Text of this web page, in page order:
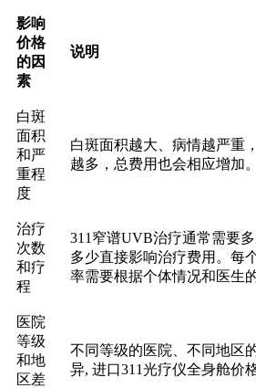
影响
价格
的因
素
说明
白斑
面积
和严
重程
度
白斑面积越大、病情越严重
越多，总费用也会相应增加。
治疗
次数
和疗
程
311窄谱UVB治疗通常需要
多少直接影响治疗费用。每
率需要根据个体情况和医生
医院
等级
和地
区差
不同等级的医院、不同地区
异, 进口311光疗仪全身舱价